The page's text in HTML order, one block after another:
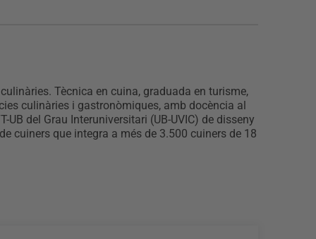
Tècnica en cuina, graduada en turisme,
culinàries i gastronòmiques, amb docència al
del Grau Interuniversitari (UB-UVIC) de disseny
cuiners que integra a més de 3.500 cuiners de 18